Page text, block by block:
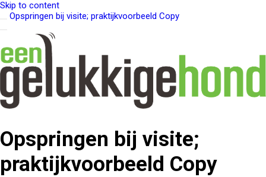
Skip to content
Opspringen bij visite; praktijkvoorbeeld Copy
Opspringen bij visite;
praktijkvoorbeeld Copy